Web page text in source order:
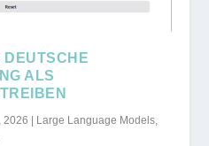
DEUTSCHE
ALS
2026 | Large Language Models